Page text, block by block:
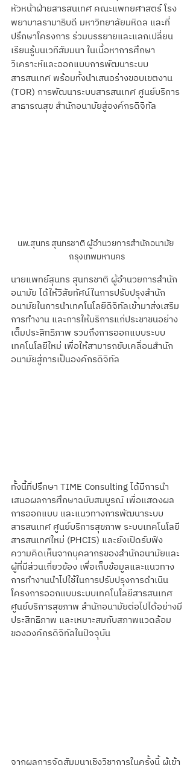
หัวหน้าฝ่ายสารสนเทศ คณะแพทยศาสตร์ โรง
พยาบาลรามาธิบดี มหาวิทยาลัยมหิดล และที่
ปรึกษาโครงการ ร่วมบรรยายและแลกเปลี่ยน
เรียนรู้บนเวทีสัมมนา ในเนื้อหาการศึกษา
วิเคราะห์และออกแบบการพัฒนาระบบ
สารสนเทศ พร้อมทั้งนำเสนอร่างขอบเขตงาน
(TOR) การพัฒนาระบบสารสนเทศ ศูนย์บริการ
สาธารณสุข สำนักอนามัยสู่องค์กรดิจิทัล
นพ.สุนทร สุนทรชาติ ผู้อำนวยการสำนักอนามัย
กรุงเทพมหานคร
นายแพทย์สุนทร สุนทรชาติ ผู้อำนวยการสำนัก
อนามัย ได้ให้วิสัยทัศน์ในการปรับปรุงสำนัก
อนามัยในการนำเทคโนโลยีดิจิทัลเข้ามาส่งเสริม
การทำงาน และการให้บริการแก่ประชาชนอย่าง
เต็มประสิทธิภาพ รวมถึงการออกแบบระบบ
เทคโนโลยีใหม่ เพื่อให้สามารถขับเคลื่อนสำนัก
อนามัยสู่การเป็นองค์กรดิจิทัล
ทั้งนี้ที่ปรึกษา TIME Consulting ได้มีการนำ
เสนอผลการศึกษาฉบับสมบูรณ์ เพื่อแสดงผล
การออกแบบ และแนวทางการพัฒนาระบบ
สารสนเทศ ศูนย์บริการสุขภาพ ระบบเทคโนโลยี
สารสนเทศใหม่ (PHCIS) และยังเปิดรับฟัง
ความคิดเห็นจากบุคลากรของสำนักอนามัยและ
ผู้ที่มีส่วนเกี่ยวข้อง เพื่อเก็บข้อมูลและแนวทาง
การทำงานนำไปใช้ในการปรับปรุงการดำเนิน
โครงการออกแบบระบบเทคโนโลยีสารสนเทศ
ศูนย์บริการสุขภาพ สำนักอนามัยต่อไปได้อย่างมี
ประสิทธิภาพ และเหมาะสมกับสภาพแวดล้อม
ขององค์กรดิจิทัลในปัจจุบัน